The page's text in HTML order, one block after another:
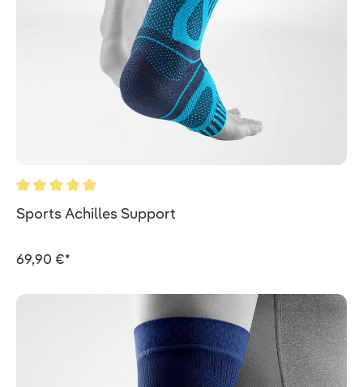
Durchschnittliche Bewertung von 5 von 5 Sternen
Sports Achilles Support
69,90 €*